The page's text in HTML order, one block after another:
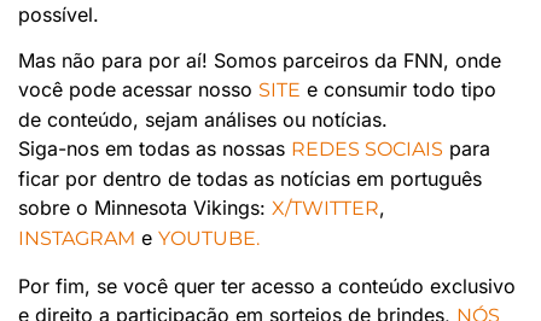
possível.
Mas não para por aí! Somos parceiros da FNN, onde
você pode acessar nosso SITE e consumir todo tipo
de conteúdo, sejam análises ou notícias.
Siga-nos em todas as nossas REDES SOCIAIS para
ficar por dentro de todas as notícias em português
sobre o Minnesota Vikings: X/TWITTER,
INSTAGRAM e YOUTUBE.
Por fim, se você quer ter acesso a conteúdo exclusivo
e direito a participação em sorteios de brindes, NÓS